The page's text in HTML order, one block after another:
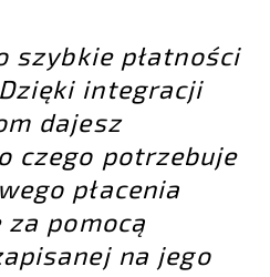
szybkie płatności
integracji
dajesz
czego potrzebuje
płacenia
pomocą
na jego